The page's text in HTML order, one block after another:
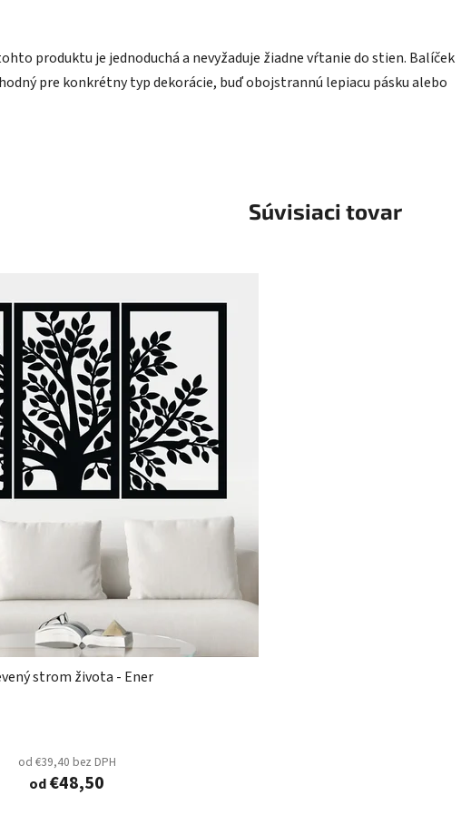
produktu je jednoduchá a nevyžaduje žiadne vŕtanie do stien. Balíček
pre konkrétny typ dekorácie, buď obojstrannú lepiacu pásku alebo
Súvisiaci tovar
strom života - Ener
od €39,40 bez DPH
od€48,50